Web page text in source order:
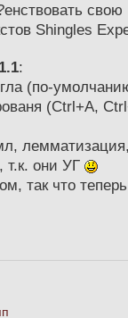
свою
Shingles
1.1:
(по-
(Ctrl+A,
т.к. они УГ
так что